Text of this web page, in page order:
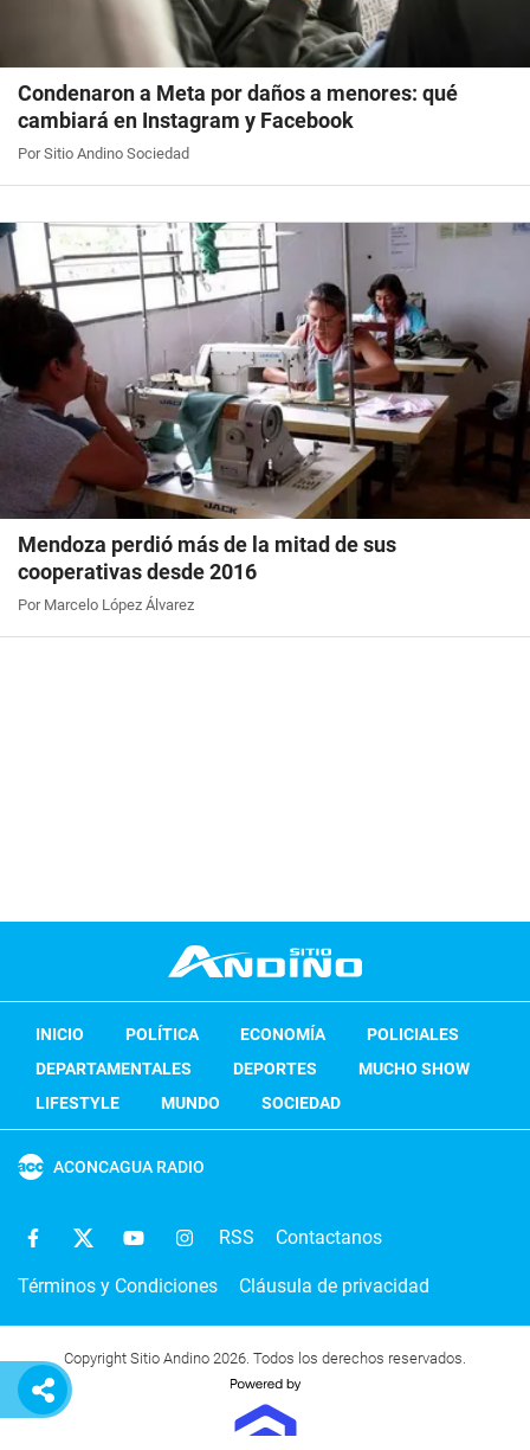
Condenaron a Meta por daños a menores: qué
cambiará en Instagram y Facebook
Por Sitio Andino Sociedad
Mendoza perdió más de la mitad de sus
cooperativas desde 2016
Por Marcelo López Álvarez
INICIO POLÍTICA ECONOMÍA
POLICIALES
DEPARTAMENTALES
DEPORTES
MUCHO SHOW
LIFESTYLE
MUNDO SOCIEDAD
ACONCAGUA RADIO
RSS Contactanos
Términos y Condiciones Cláusula de privacidad
Copyright Sitio Andino 2026. Todos los derechos reservados.